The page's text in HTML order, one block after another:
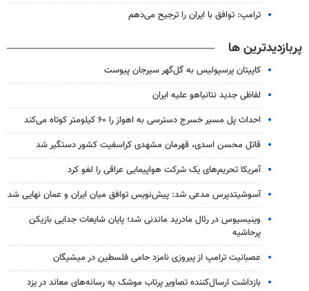
ترامپ: توافق با ایران را ترجیح می‌دهم
پربازدیدترین ها
کاپیتان پرسپولیس به گل‌گهر سیرجان پیوست
لفاظی جدید نتانیاهو علیه ایران
احداث پل مسیر خسرج دسترسی به اهواز را ۶۰ کیلومتر کوتاه می‌کند
قاتل محسن اسدی، قهرمان مشهدی کراسفیت کشور دستگیر شد
آمریکا تحریم‌های یک شرکت هواپیمایی عراقی را لغو کرد
آسوشیتدپرس مدعی شد: پیش‌نویس توافق میان ایران و عمان نهایی شد
وینیسیوس در رئال مادرید ماندنی شد؛ پایان شایعات جدایی بازیکن
پرحاشیه
عصبانیت ترامپ از پیروزی نامزد حامی فلسطین در میشیگان
بازداشت ارسال‌کننده تصاویر پرتاب موشک به رسانه‌های معاند در یزد